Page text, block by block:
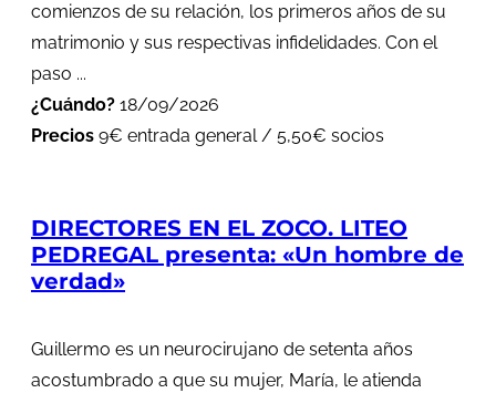
comienzos de su relación, los primeros años de su
matrimonio y sus respectivas infidelidades. Con el
paso ...
¿Cuándo? 18/09/2026
Precios 9€ entrada general / 5,50€ socios
DIRECTORES EN EL ZOCO. LITEO
PEDREGAL presenta: «Un hombre de
verdad»
Guillermo es un neurocirujano de setenta años
acostumbrado a que su mujer, María, le atienda